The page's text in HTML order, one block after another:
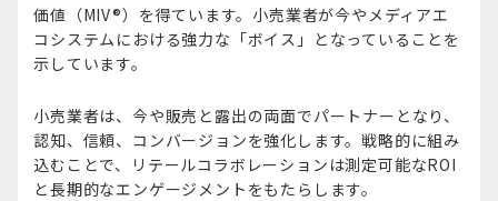
価値（MIV®）を得ています。小売業者が今やメディアエ
コシステムにおける強力な「ボイス」となっていることを
示しています。
小売業者は、今や販売と露出の両面でパートナーとなり、
認知、信頼、コンバージョンを強化します。戦略的に組み
込むことで、リテールコラボレーションは測定可能なROI
と長期的なエンゲージメントをもたらします。